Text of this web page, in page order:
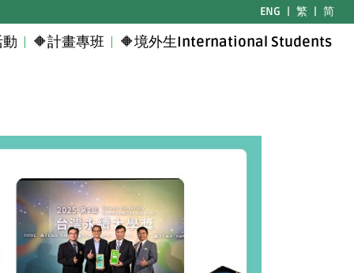
ENG | 繁 | 简
🔶計畫專班 🔶境外生International Students
Next